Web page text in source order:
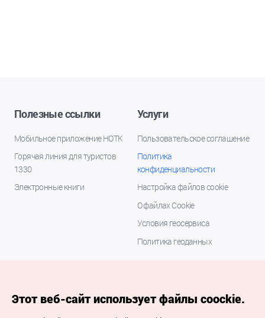
Полезные ссылки
Мобильное приложение НОТК
Горячая линия для туристов
1330
Электронные книги
Услуги
Пользовательское соглашение
Политика
конфиденциальности
Настройка файлов cookie
О файлах Cookie
Условия геосервиса
Политика геоданных
Этот веб-сайт использует файлы coockie.